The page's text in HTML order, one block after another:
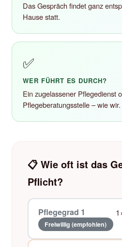
Das Gespräch findet ganz
Hause statt.
✅
WER FÜHRT ES DURCH?
Ein zugelassener Pflegedienst
Pflegeberatungsstelle – wie wir.
📋 Wie oft ist das
Pflicht?
Pflegegrad 1
Freiwillig (empfohlen)